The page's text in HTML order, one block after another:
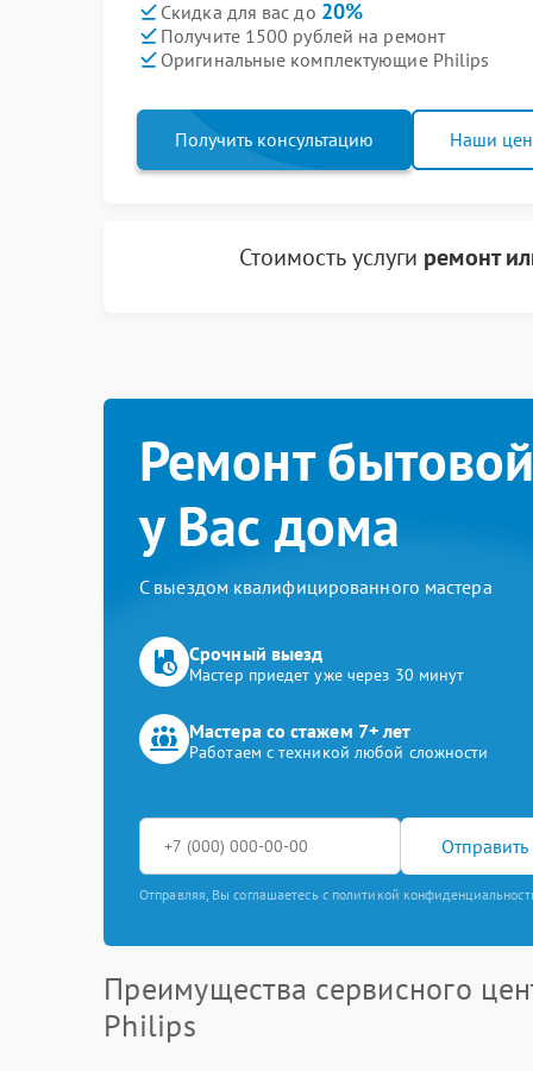
Скидка для вас до 20%
Получите 1500 рублей на ремонт
Оригинальные комплектующие Philips
Получить консультацию Наши
Стоимость услуги ремонт
Ремонт
у Вас дома
С выездом квалифицированного мастера
Срочный выезд
Мастер приедет уже через 30 минут
Мастера со стажем 7+ лет
Работаем с техникой любой сложности
Отправить
Отправляя, Вы соглашаетесь с политикой
Преимущества сервисного
Philips